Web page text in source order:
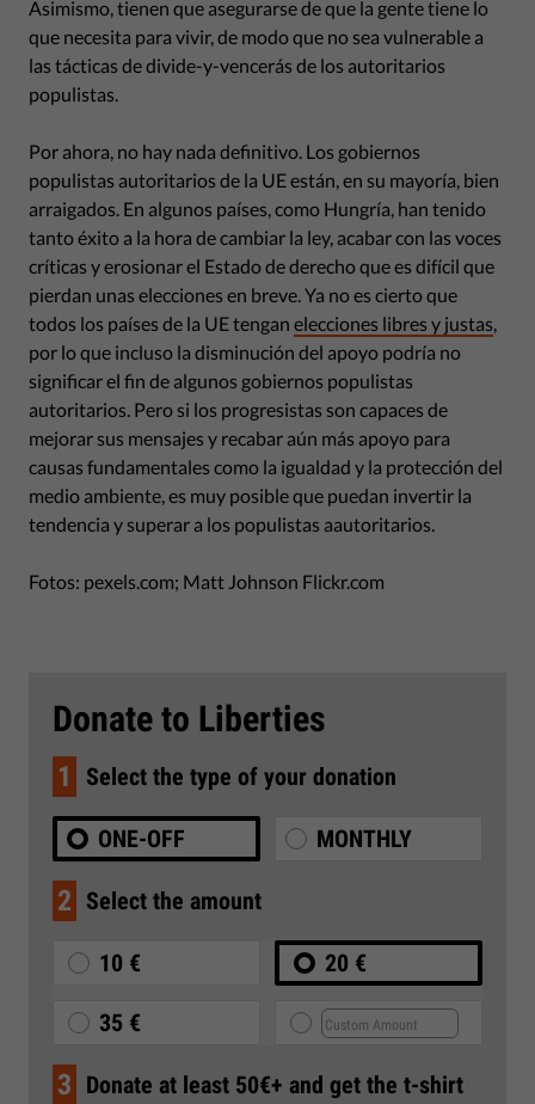
Asimismo, tienen que asegurarse de que la gente tiene lo
que necesita para vivir, de modo que no sea vulnerable a
las tácticas de divide-y-vencerás de los autoritarios
populistas.
Por ahora, no hay nada definitivo. Los gobiernos
populistas autoritarios de la UE están, en su mayoría, bien
arraigados. En algunos países, como Hungría, han tenido
tanto éxito a la hora de cambiar la ley, acabar con las voces
críticas y erosionar el Estado de derecho que es difícil que
pierdan unas elecciones en breve. Ya no es cierto que
todos los países de la UE tengan elecciones libres y justas,
por lo que incluso la disminución del apoyo podría no
significar el fin de algunos gobiernos populistas
autoritarios. Pero si los progresistas son capaces de
mejorar sus mensajes y recabar aún más apoyo para
causas fundamentales como la igualdad y la protección del
medio ambiente, es muy posible que puedan invertir la
tendencia y superar a los populistas aautoritarios.
Fotos: pexels.com; Matt Johnson Flickr.com
Donate to Liberties
1 Select the type of your donation
ONE-OFF MONTHLY
2 Select the amount
10 € 20 €
35 €
3 Donate at least 50€+ and get the t-shirt